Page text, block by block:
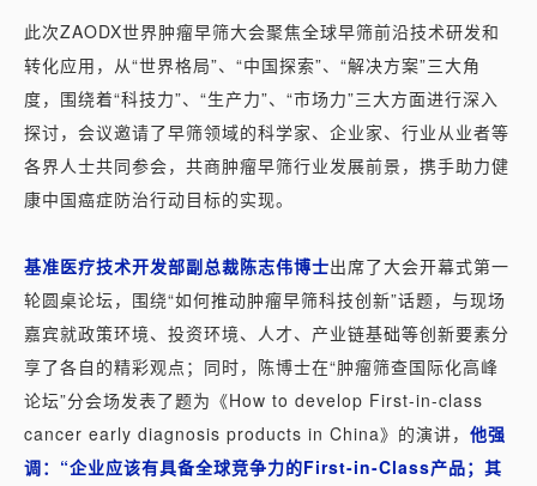
此次ZAODX世界肿瘤早筛大会聚焦全球早筛前沿技术研发和
转化应用，从“世界格局”、“中国探索”、“解决方案”三大角
度，围绕着“科技力”、“生产力”、“市场力”三大方面进行深入
探讨，会议邀请了早筛领域的科学家、企业家、行业从业者等
各界人士共同参会，共商肿瘤早筛行业发展前景，携手助力健
康中国癌症防治行动目标的实现。
基准医疗技术开发部副总裁陈志伟博士出席了大会开幕式第一
轮圆桌论坛，围绕“如何推动肿瘤早筛科技创新”话题，与现场
嘉宾就政策环境、投资环境、人才、产业链基础等创新要素分
享了各自的精彩观点；同时，陈博士在“肿瘤筛查国际化高峰
论坛”分会场发表了题为《How to develop First-in-class
cancer early diagnosis products in China》的演讲， 他强
调：“企业应该有具备全球竞争力的First-in-Class产品；其